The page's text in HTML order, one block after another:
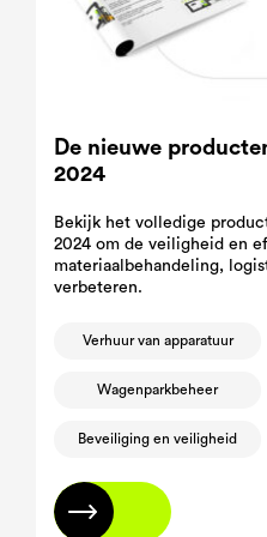
De nieuwe
2024
Bekijk het volledige
2024 om de veiligheid en
materiaalbehandeling,
verbeteren.
Verhuur van apparatuur
Wagenparkbeheer
Beveiliging en veiligheid
Lees meer